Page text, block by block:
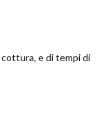
cottura, e di tempi di